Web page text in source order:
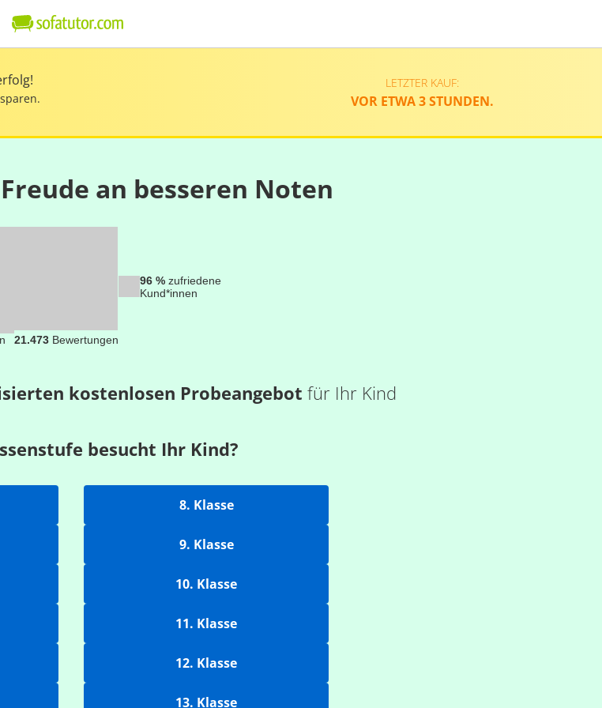
LETZTER KAUF:
VOR ETWA 3 STUNDEN.
an besseren Noten
21.473Bewertungen
96 %zufriedene
Kund*innen
kostenlosen Probeangebot für Ihr Kind
besucht Ihr Kind?
8. Klasse
9. Klasse
10. Klasse
11. Klasse
12. Klasse
13. Klasse